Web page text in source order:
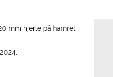
mm hjerte på hamret